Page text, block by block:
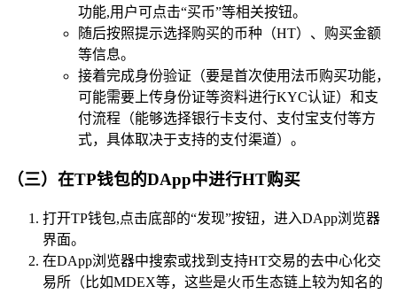
功能,用户可点击“买币”等相关按钮。
随后按照提示选择购买的币种（HT）、购买金额
等信息。
接着完成身份验证（要是首次使用法币购买功能，
可能需要上传身份证等资料进行KYC认证）和支
付流程（能够选择银行卡支付、支付宝支付等方
式，具体取决于支持的支付渠道）。
（三）在TP钱包的DApp中进行HT购买
打开TP钱包,点击底部的“发现”按钮，进入DApp浏览器
界面。
在DApp浏览器中搜索或找到支持HT交易的去中心化交
易所（比如MDEX等，这些是火币生态链上较为知名的